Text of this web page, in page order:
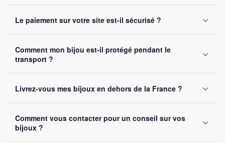
48 heures ouvrées.
le retourner. Remboursement intégral garanti, sans
question posée.
Le paiement sur votre site est-il sécurisé ?
SSL. Nous acceptons Visa, Mastercard, PayPal et Apple
Pay. Vos données bancaires ne sont jamais stockées sur
Comment mon bijou est-il protégé pendant le
transport ?
renforcé. Un numéro de suivi vous est envoyé par e-mail
dès l'expédition.
Livrez-vous mes bijoux en dehors de la France ?
Suisse et Canada. Comptez 5 à 10 jours ouvrés selon la
destination.
Comment vous contacter pour un conseil sur vos
bijoux ?